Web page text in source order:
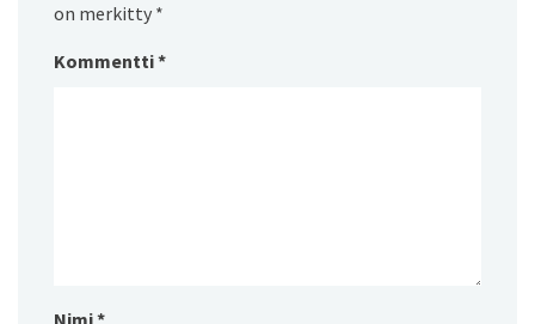
on merkitty *
Kommentti*